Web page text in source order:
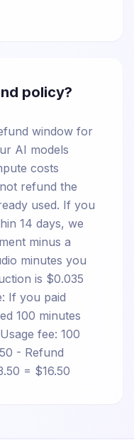
policy?
window for
AI models
costs
refund the
used. If you
14 days, we
minus a
minutes you
is $0.035
If you paid
100 minutes
fee: 100
- Refund
= $16.50